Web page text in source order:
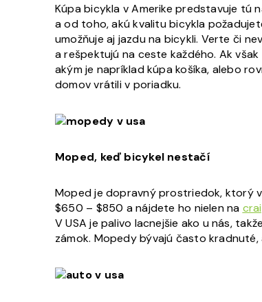
Kúpa bicykla v Amerike predstavuje tú
a od toho, akú kvalitu bicykla
umožňuje aj jazdu na bicykli. Verte či
a rešpektujú na ceste každého. Ak
akým je napríklad kúpa košíka, alebo
domov vrátili v poriadku.
Moped, keď bicykel nestačí
Moped je dopravný prostriedok, ktorý
$650 – $850 a nájdete ho nielen na
V USA je palivo lacnejšie ako u nás,
zámok. Mopedy bývajú často